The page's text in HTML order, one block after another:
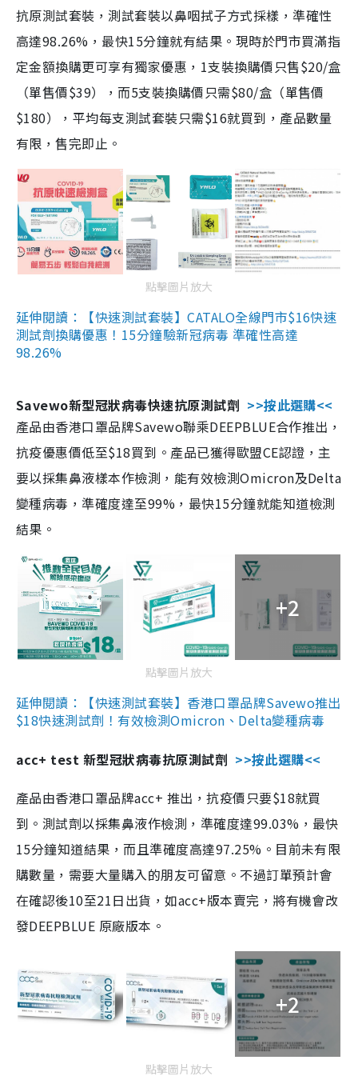
抗原測試套裝，測試套裝以鼻咽拭子方式採樣，準確性
高達98.26%，最快15分鐘就有結果。現時於門市買滿指
定金額換購更可享有獨家優惠，1支裝換購價只售$20/盒
（單售價$39），而5支裝換購價只需$80/盒（單售價
$180），平均每支測試套裝只需$16就買到，產品數量
有限，售完即止。
點擊圖片放大
延伸閱讀：【快速測試套裝】CATALO全線門市$16快速
測試劑換購優惠！15分鐘驗新冠病毒 準確性高達
98.26%
Savewo新型冠狀病毒快速抗原測試劑 >>按此選購<<
產品由香港口罩品牌Savewo聯乘DEEPBLUE合作推出，
抗疫優惠價低至$18買到。產品已獲得歐盟CE認證，主
要以採集鼻液樣本作檢測，能有效檢測Omicron及Delta
變種病毒，準確度達至99%，最快15分鐘就能知道檢測
結果。
+2
點擊圖片放大
延伸閱讀：【快速測試套裝】香港口罩品牌Savewo推出
$18快速測試劑！有效檢測Omicron、Delta變種病毒
acc+ test 新型冠狀病毒抗原測試劑 >>按此選購<<
產品由香港口罩品牌acc+ 推出，抗疫價只要$18就買
到。測試劑以採集鼻液作檢測，準確度達99.03%，最快
15分鐘知道結果，而且準確度高達97.25%。目前未有限
購數量，需要大量購入的朋友可留意。不過訂單預計會
在確認後10至21日出貨，如acc+版本賣完，將有機會改
發DEEPBLUE 原廠版本。
+2
點擊圖片放大